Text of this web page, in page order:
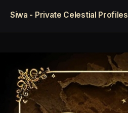
Siwa - Private Celestial Profiles